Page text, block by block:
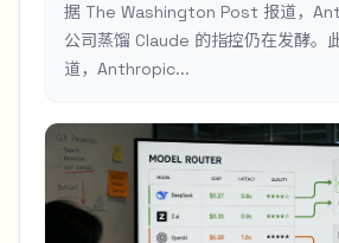
据 The Washington Post 报道，
公司蒸馏 Claude 的指控仍在发酵。
道，Anthropic...